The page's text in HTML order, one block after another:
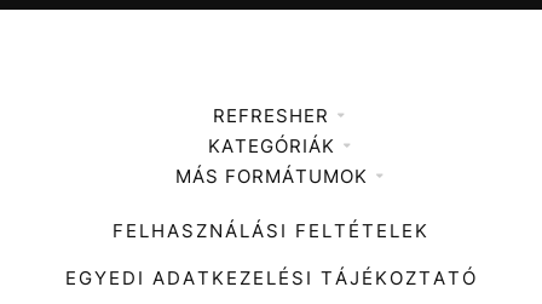
REFRESHER
Médiaajánlat
KATEGÓRIÁK
Zene
Divat
Kultúra
MÁS FORMÁTUMOK
FELHASZNÁLÁSI FELTÉTELEK
EGYEDI ADATKEZELÉSI TÁJÉKOZTATÓ